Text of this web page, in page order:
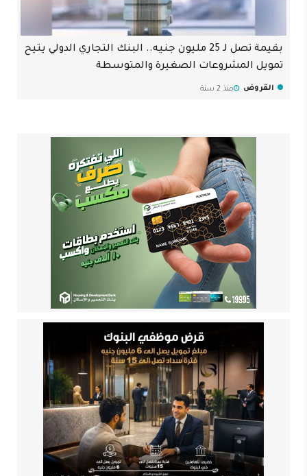
بقيمة تصل لـ 25 مليون جنيه.. البنك التجاري الدولي يتيح
تمويل المشروعات الصغيرة والمتوسطة
القروض منذ 2 سنة